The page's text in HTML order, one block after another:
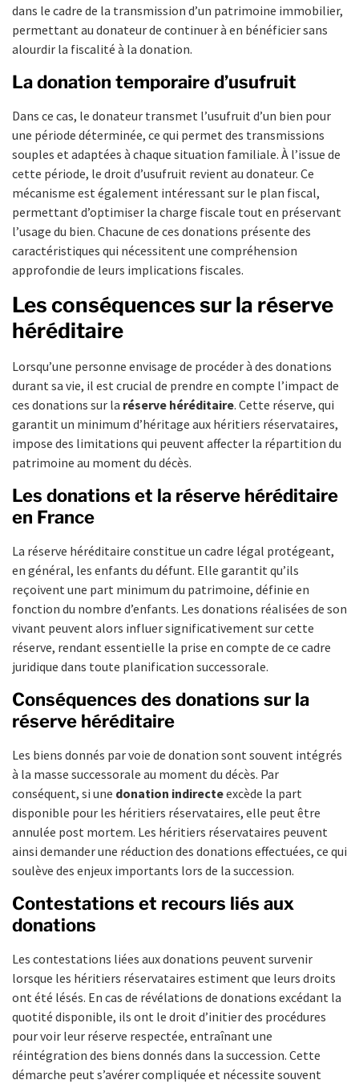
dans le cadre de la transmission d’un patrimoine immobilier,
permettant au donateur de continuer à en bénéficier sans
alourdir la fiscalité à la donation.
La donation temporaire d’usufruit
Dans ce cas, le donateur transmet l’usufruit d’un bien pour
une période déterminée, ce qui permet des transmissions
souples et adaptées à chaque situation familiale. À l’issue de
cette période, le droit d’usufruit revient au donateur. Ce
mécanisme est également intéressant sur le plan fiscal,
permettant d’optimiser la charge fiscale tout en préservant
l’usage du bien. Chacune de ces donations présente des
caractéristiques qui nécessitent une compréhension
approfondie de leurs implications fiscales.
Les conséquences sur la réserve
héréditaire
Lorsqu’une personne envisage de procéder à des donations
durant sa vie, il est crucial de prendre en compte l’impact de
ces donations sur la réserve héréditaire. Cette réserve, qui
garantit un minimum d’héritage aux héritiers réservataires,
impose des limitations qui peuvent affecter la répartition du
patrimoine au moment du décès.
Les donations et la réserve héréditaire
en France
La réserve héréditaire constitue un cadre légal protégeant,
en général, les enfants du défunt. Elle garantit qu’ils
reçoivent une part minimum du patrimoine, définie en
fonction du nombre d’enfants. Les donations réalisées de son
vivant peuvent alors influer significativement sur cette
réserve, rendant essentielle la prise en compte de ce cadre
juridique dans toute planification successorale.
Conséquences des donations sur la
réserve héréditaire
Les biens donnés par voie de donation sont souvent intégrés
à la masse successorale au moment du décès. Par
conséquent, si une donation indirecteexcède la part
disponible pour les héritiers réservataires, elle peut être
annulée post mortem. Les héritiers réservataires peuvent
ainsi demander une réduction des donations effectuées, ce qui
soulève des enjeux importants lors de la succession.
Contestations et recours liés aux
donations
Les contestations liées aux donations peuvent survenir
lorsque les héritiers réservataires estiment que leurs droits
ont été lésés. En cas de révélations de donations excédant la
quotité disponible, ils ont le droit d’initier des procédures
pour voir leur réserve respectée, entraînant une
réintégration des biens donnés dans la succession. Cette
démarche peut s’avérer compliquée et nécessite souvent